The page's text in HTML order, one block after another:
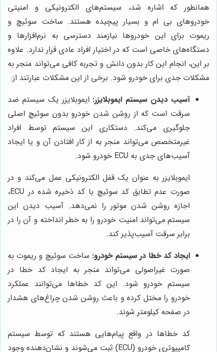
همانطور که اشاره شد، سیستم‌های الکترونیکی و امنیتی
خودروهای بی ام و بسیار پیچیده هستند. ساخت سوئیچ و
ریموت برای این خودروها نیازمند دسترسی به نرم‌افزارها و
دستگاه‌های خاصی است که در اختیار افراد عادی قرار ندارد. علاوه
بر این، انجام این کار بدون دانش و تجربه کافی می‌تواند منجر به
مشکلات جدی برای خودرو شود. برخی از این مشکلات عبارتند از:
آسیب دیدن سیستم ایموبلایزر: ایموبلایزر یک سیستم ضد
سرقت است که از روشن شدن خودرو بدون سوئیچ اصلی
جلوگیری می‌کند. دستکاری این سیستم توسط افراد
غیرمتخصص می‌تواند منجر به از کار افتادن آن و یا ایجاد
آسیب‌های جدی به ECU خودرو شود.
ایموبلایزر به عنوان یک قفل الکترونیکی عمل می‌کند و در
صورت عدم تطابق کد سوئیچ با کد ذخیره شده در ECU،
اجازه روشن شدن موتور را نمی‌دهد. آسیب دیدن این
سیستم می‌تواند امنیت خودرو را به خطر انداخته و آن را در
برابر سرقت آسیب‌پذیر کند.
ایجاد کد خطا در سیستم خودرو: ساخت سوئیچ و ریموت به
صورت غیراصولی می‌تواند منجر به ایجاد کد خطا در
سیستم خودرو شود. این کد خطاها می‌توانند عملکرد
خودرو را مختل کرده و باعث روشن شدن چراغ‌های هشدار
در صفحه کیلومتر شوند.
کد خطاها در واقع پیام‌هایی هستند که توسط سیستم
کامپیوتری خودرو (ECU) ثبت می‌شوند و نشان‌دهنده وجود